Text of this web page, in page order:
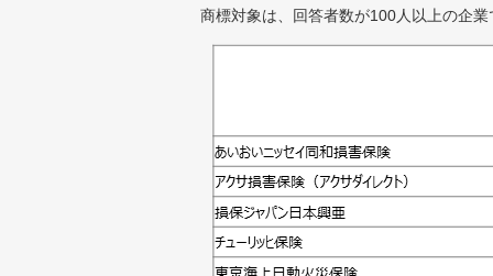
商標対象は、回答者数が100人以上の企業